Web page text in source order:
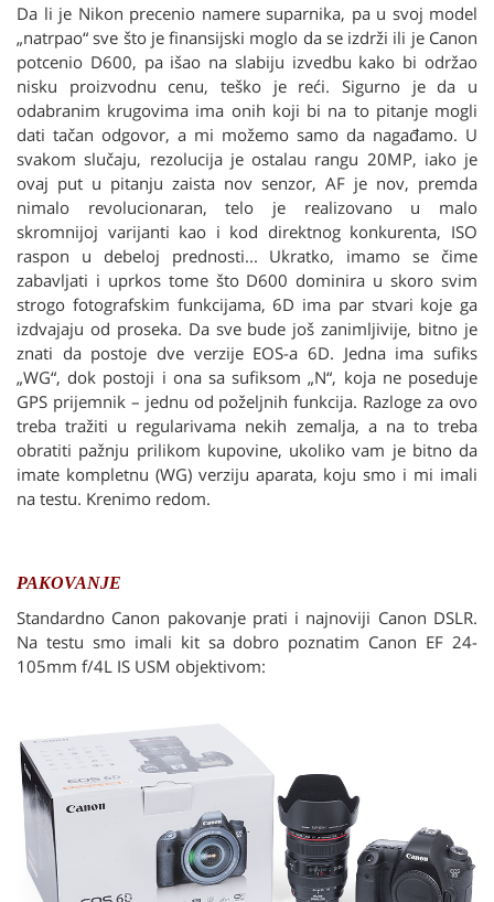
Da li je Nikon precenio namere suparnika, pa u svoj model
„natrpao“ sve što je finansijski moglo da se izdrži ili je Canon
potcenio D600, pa išao na slabiju izvedbu kako bi održao
nisku proizvodnu cenu, teško je reći. Sigurno je da u
odabranim krugovima ima onih koji bi na to pitanje mogli
dati tačan odgovor, a mi možemo samo da nagađamo. U
svakom slučaju, rezolucija je ostalau rangu 20MP, iako je
ovaj put u pitanju zaista nov senzor, AF je nov, premda
nimalo revolucionaran, telo je realizovano u malo
skromnijoj varijanti kao i kod direktnog konkurenta, ISO
raspon u debeloj prednosti... Ukratko, imamo se čime
zabavljati i uprkos tome što D600 dominira u skoro svim
strogo fotografskim funkcijama, 6D ima par stvari koje ga
izdvajaju od proseka. Da sve bude još zanimljivije, bitno je
znati da postoje dve verzije EOS-a 6D. Jedna ima sufiks
„WG“, dok postoji i ona sa sufiksom „N“, koja ne poseduje
GPS prijemnik – jednu od poželjnih funkcija. Razloge za ovo
treba tražiti u regularivama nekih zemalja, a na to treba
obratiti pažnju prilikom kupovine, ukoliko vam je bitno da
imate kompletnu (WG) verziju aparata, koju smo i mi imali
na testu. Krenimo redom.
PAKOVANJE
Standardno Canon pakovanje prati i najnoviji Canon DSLR.
Na testu smo imali kit sa dobro poznatim Canon EF 24-
105mm f/4L IS USM objektivom: